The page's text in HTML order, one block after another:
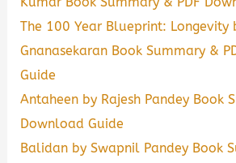
The 100 Year Blueprint: Longevity
Gnanasekaran Book Summary &
Guide
Antaheen by Rajesh Pandey Book
Download Guide
Balidan by Swapnil Pandey Book